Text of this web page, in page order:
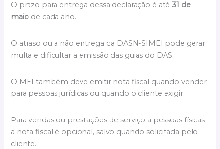
O prazo para entrega dessa declaração é até31 de
maio de cada ano.
O atraso ou a não entrega da DASN-SIMEI pode gerar
multa e dificultar a emissão das guias do DAS.
O MEI também deve emitir nota fiscal quando vender
para pessoas jurídicas ou quando o cliente exigir.
Para vendas ou prestações de serviço a pessoas físicas
a nota fiscal é opcional, salvo quando solicitada pelo
cliente.